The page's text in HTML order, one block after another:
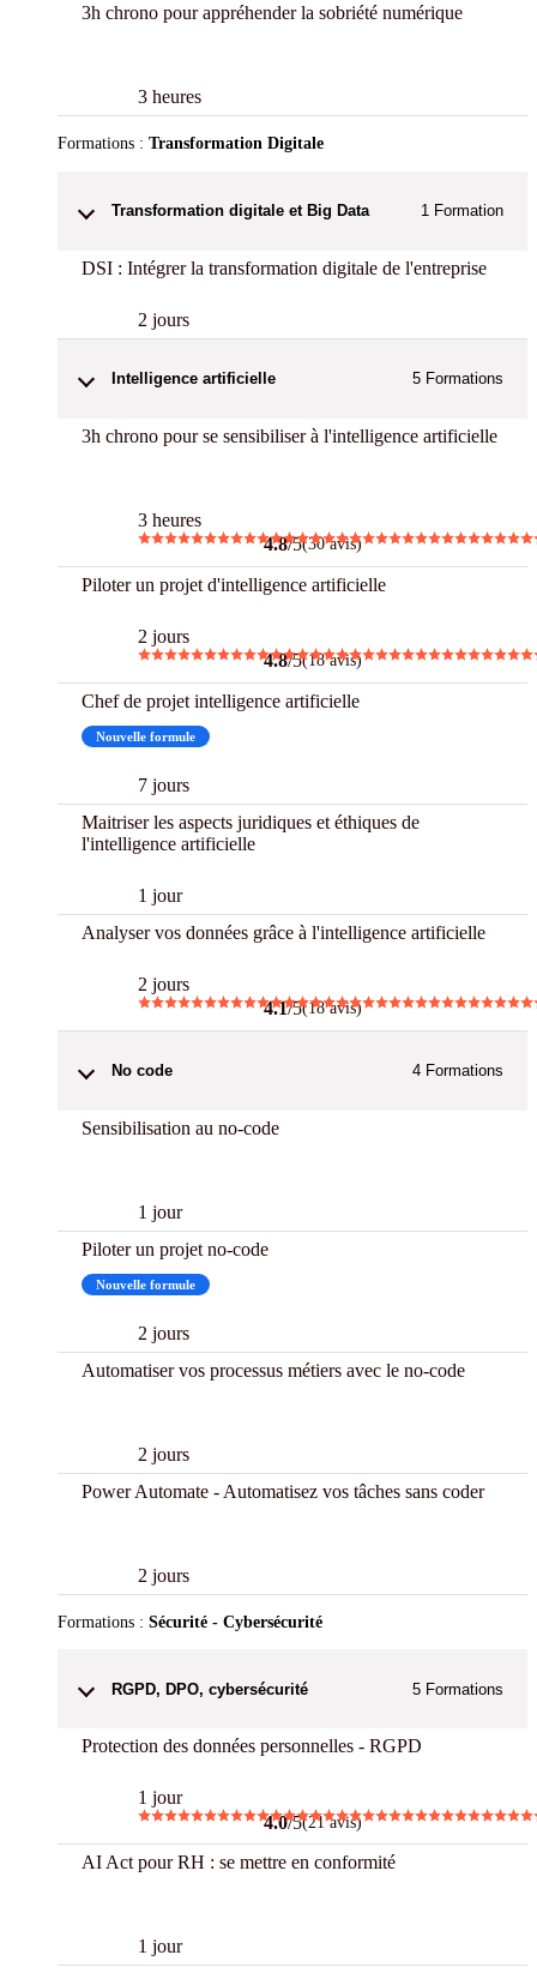
3h chrono pour appréhender la sobriété numérique
3 heures
Formations : Transformation Digitale
Transformation digitale et Big Data 1 Formation
DSI : Intégrer la transformation digitale de l'entreprise
2 jours
Intelligence artificielle 5 Formations
3h chrono pour se sensibiliser à l'intelligence artificielle
3 heures
4.8/5(30 avis)
Piloter un projet d'intelligence artificielle
2 jours
4.8/5(18 avis)
Chef de projet intelligence artificielle
Nouvelle formule
7 jours
Maitriser les aspects juridiques et éthiques de
l'intelligence artificielle
1 jour
Analyser vos données grâce à l'intelligence artificielle
2 jours
4.1/5(18 avis)
No code 4 Formations
Sensibilisation au no-code
1 jour
Piloter un projet no-code
Nouvelle formule
2 jours
Automatiser vos processus métiers avec le no-code
2 jours
Power Automate - Automatisez vos tâches sans coder
2 jours
Formations : Sécurité - Cybersécurité
RGPD, DPO, cybersécurité 5 Formations
Protection des données personnelles - RGPD
1 jour
4.0/5(21 avis)
AI Act pour RH : se mettre en conformité
1 jour